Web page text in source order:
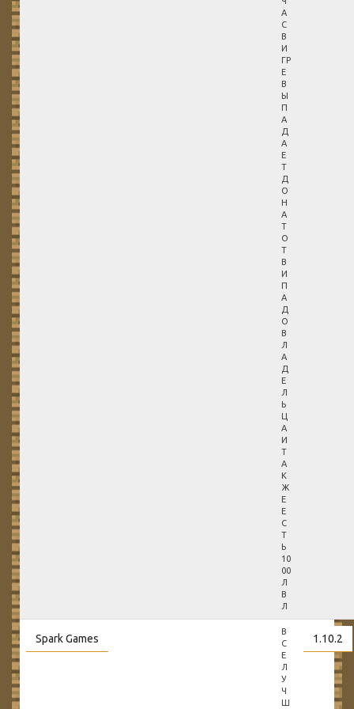
А
С
В
И
ГР
Е
В
Ы
П
А
Д
А
Е
Т
Д
О
Н
А
Т
О
Т
В
И
П
А
Д
О
В
Л
А
Д
Е
Л
Ь
Ц
А
И
Т
А
К
Ж
Е
Е
С
Т
Ь
10
00
Л
В
Л
Spark Games
В
С
Е
Л
У
Ч
Ш
1.10.2